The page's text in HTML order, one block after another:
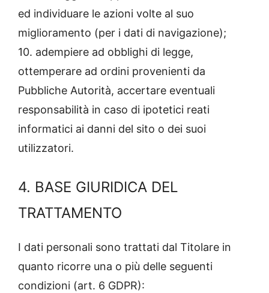
ed individuare le azioni volte al suo
miglioramento (per i dati di navigazione);
10. adempiere ad obblighi di legge,
ottemperare ad ordini provenienti da
Pubbliche Autorità, accertare eventuali
responsabilità in caso di ipotetici reati
informatici ai danni del sito o dei suoi
utilizzatori.
4. BASE GIURIDICA DEL
TRATTAMENTO
I dati personali sono trattati dal Titolare in
quanto ricorre una o più delle seguenti
condizioni (art. 6 GDPR):